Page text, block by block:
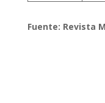
Fuente: Revista